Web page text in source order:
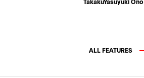
ALL FEATURES